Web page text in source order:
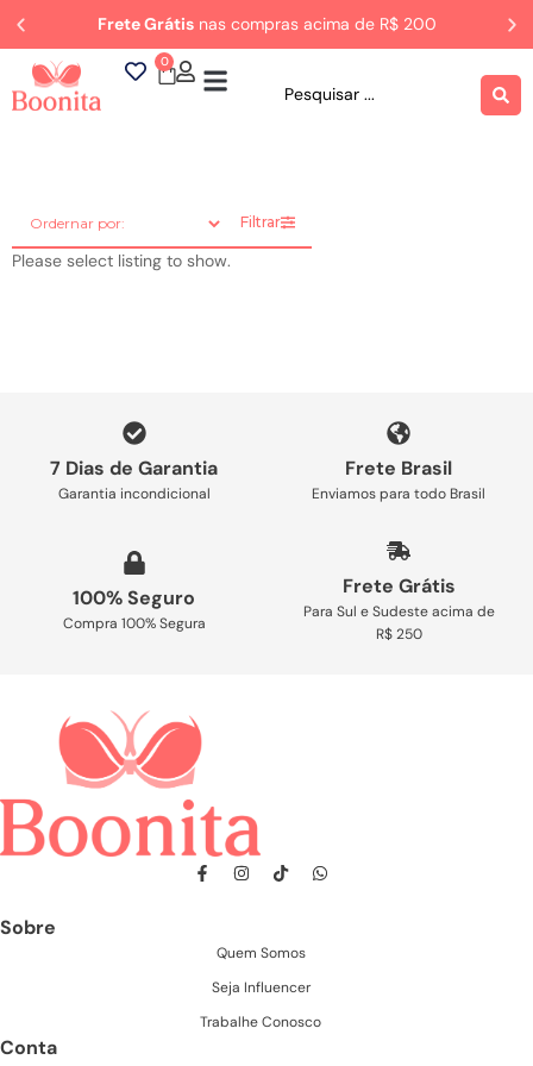
Frete Grátisnas compras acima de R$ 200
0
Filtrar
Please select listing to show.
7 Dias de Garantia
Garantia incondicional
Frete Brasil
Enviamos para todo Brasil
100% Seguro
Compra 100% Segura
Frete Grátis
Para Sul e Sudeste acima de
R$ 250
Sobre
Quem Somos
Seja Influencer
Trabalhe Conosco
Conta